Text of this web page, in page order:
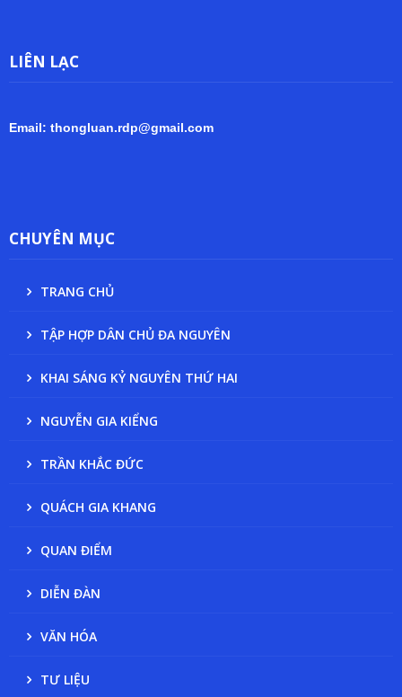
LIÊN LẠC
Email: thongluan.rdp@gmail.com
CHUYÊN MỤC
TRANG CHỦ
TẬP HỢP DÂN CHỦ ĐA NGUYÊN
KHAI SÁNG KỶ NGUYÊN THỨ HAI
NGUYỄN GIA KIỂNG
TRẦN KHẮC ĐỨC
QUÁCH GIA KHANG
QUAN ĐIỂM
DIỄN ĐÀN
VĂN HÓA
TƯ LIỆU